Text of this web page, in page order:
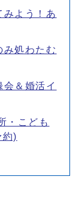
みよう！あ
み処わたむ
会＆婚活イ
・こども
約)